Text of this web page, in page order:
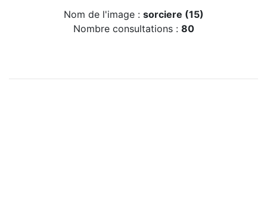
Nom de l'image : sorciere (15)
Nombre consultations : 80